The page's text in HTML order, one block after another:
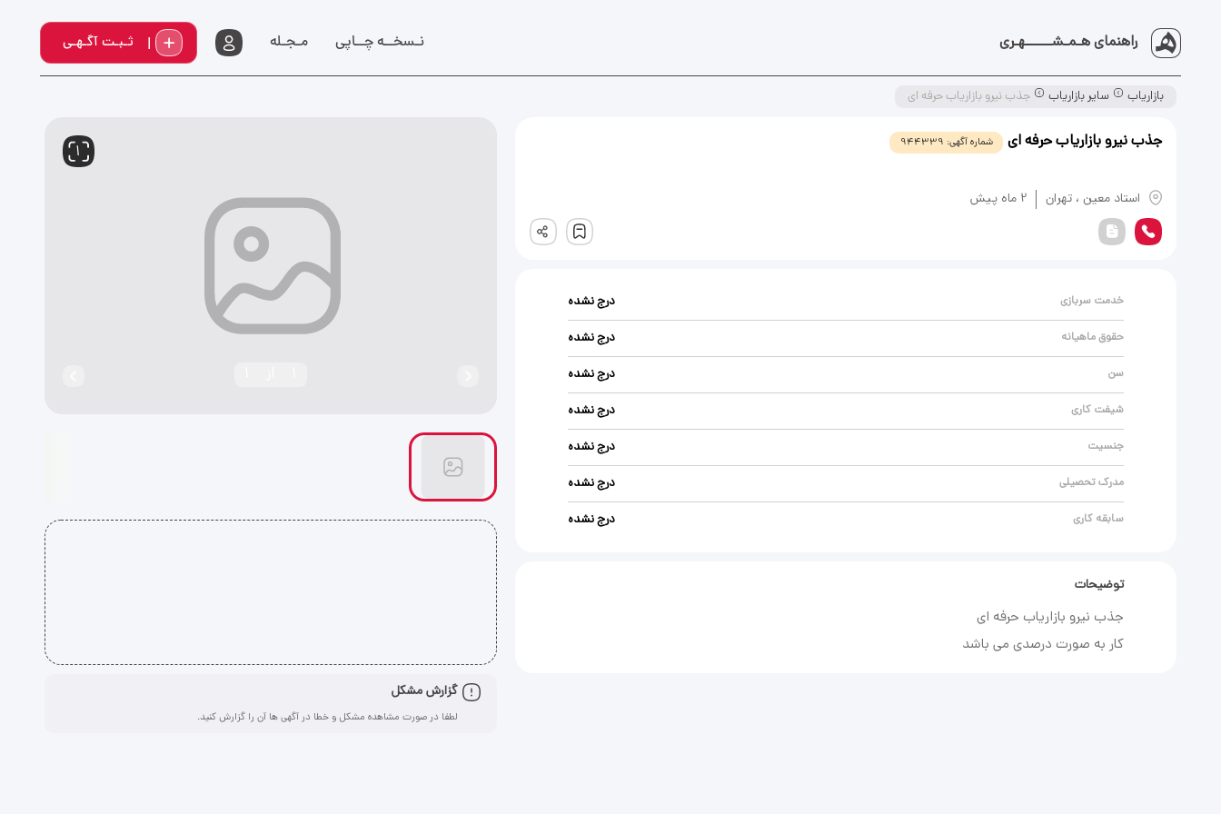
راهنمای هـمـشــــــهـری نـسخــه چــاپي مـجـله ثـبـت آگـهـی
بازاریاب سایر بازاریاب جذب نیرو بازاریاب حرفه ای
1
گزارش مشکل
لطفا در صورت مشاهده مشکل و خطا در آگهی ها آن را گزارش کنید.
جذب نیرو بازاریاب حرفه ای شماره آگهی: 944339
استاد معین ، تهران 2 ماه پیش
ثبت
خدمت سربازی درج نشده
حقوق ماهیانه درج نشده
سن درج نشده
شیفت کاری درج نشده
جنسیت درج نشده
مدرک تحصیلی درج نشده
سابقه کاری درج نشده
توضیحات
جذب نیرو بازاریاب حرفه ای
کار به صورت درصدی می باشد